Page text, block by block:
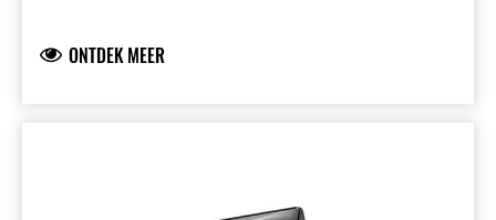
ONTDEK MEER